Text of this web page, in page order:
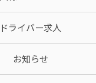
ドライバー求人
お知らせ